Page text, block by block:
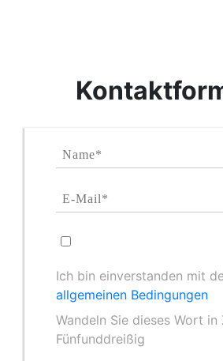
Ich bin einverstanden mit
allgemeinen Bedingungen
Wandeln Sie dieses Wort in
Fünfunddreißig